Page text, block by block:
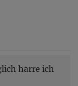
harre ich